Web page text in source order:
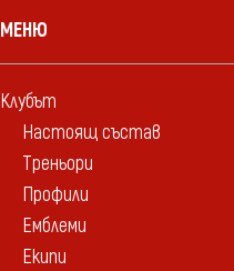
МЕНЮ
Клубът
Настоящ състав
Треньори
Профили
Емблеми
Екипи